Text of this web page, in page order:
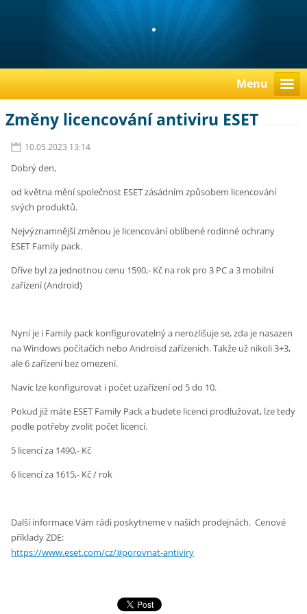
.
Menu
Změny licencování antiviru ESET
10.05.2023 13:14
Dobrý den,
od května mění společnost ESET zásádním způsobem licencování
svých produktů.
Nejvýznamnější změnou je licencování oblíbené rodinné ochrany
ESET Family pack.
Dříve byl za jednotnou cenu 1590,- Kč na rok pro 3 PC a 3 mobilní
zařízení (Android)
Nyní je i Family pack konfigurovatelný a nerozlišuje se, zda je nasazen
na Windows počítačích nebo Androisd zařízeních. Takže už nikoli 3+3,
ale 6 zařízení bez omezení.
Navíc lze konfigurovat i počet uzařízení od 5 do 10.
Pokud již máte ESET Family Pack a budete licenci prodlužovat, lze tedy
podle potřeby zvolit počet licencí.
5 licencí za 1490,- Kč
6 licencí za 1615,- Kč / rok
Další informace Vám rádi poskytneme v našich prodejnách. Cenové
příklady ZDE:
https://www.eset.com/cz/#porovnat-antiviry